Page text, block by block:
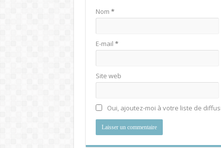
Nom *
E-mail *
Site web
Oui, ajoutez-moi à votre liste de